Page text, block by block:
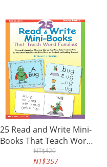
25 Read and Write Mini-
Books That Teach Word
Families
NT$420
NT$357